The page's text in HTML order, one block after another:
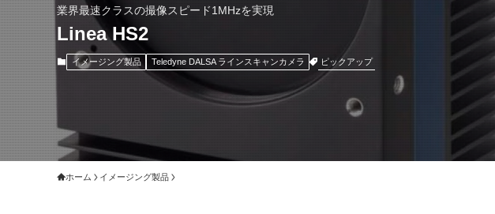
業界最速クラスの撮像スピード1MHzを実現
Linea HS2
イメージング製品 Teledyne DALSA ラインスキャンカメラ ピックアップ
ホーム イメージング製品